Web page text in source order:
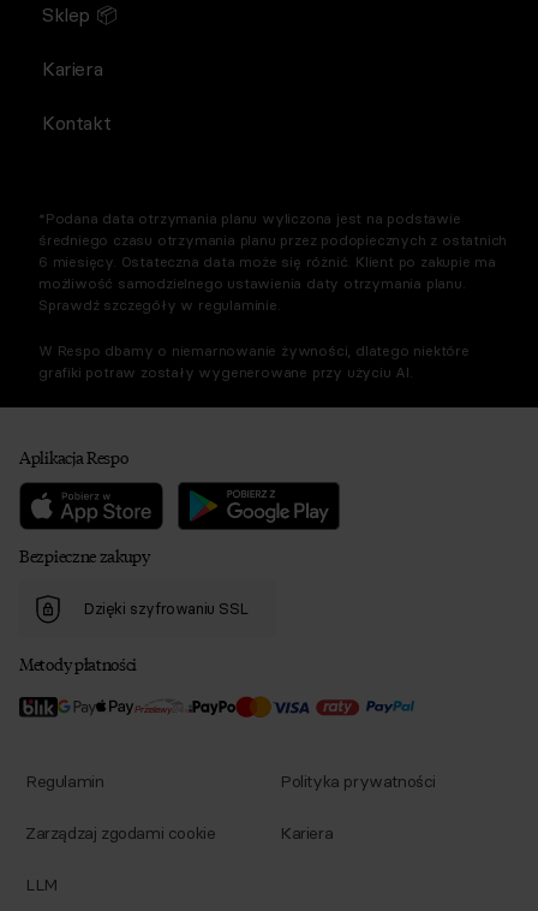
Sklep 📦
Kariera
Kontakt
*Podana data otrzymania planu wyliczona jest na podstawie
średniego czasu otrzymania planu przez podopiecznych z ostatnich
6 miesięcy. Ostateczna data może się różnić. Klient po zakupie ma
możliwość samodzielnego ustawienia daty otrzymania planu.
Sprawdź szczegóły w regulaminie.
W Respo dbamy o niemarnowanie żywności, dlatego niektóre
grafiki potraw zostały wygenerowane przy użyciu AI.
Aplikacja Respo
Bezpieczne zakupy
Dzięki szyfrowaniu SSL
Metody płatności
Regulamin Polityka prywatności
Zarządzaj zgodami cookie Kariera
LLM